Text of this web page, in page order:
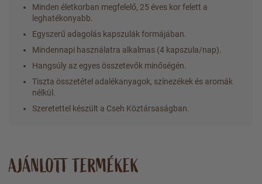
Minden életkorban megfelelő, 25 éves kor felett a
leghatékonyabb.
Egyszerű adagolás kapszulák formájában.
Mindennapi használatra alkalmas (4 kapszula/nap).
Hangsúly az egyes összetevők minőségén.
Tiszta összetétel adalékanyagok, színezékek és aromák
nélkül.
Szeretettel készült a Cseh Köztársaságban.
AJÁNLOTT TERMÉKEK